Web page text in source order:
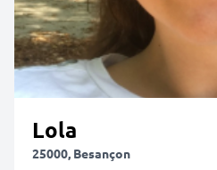
Lola
25000, Besançon